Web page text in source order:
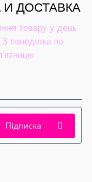
И ДОСТАВКА
товару у день
понеділка по
Підписка